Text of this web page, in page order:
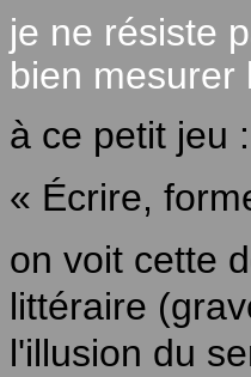
je ne résiste
bien mesurer
à ce petit jeu
« Écrire,
on voit cette
littéraire
l'illusion du